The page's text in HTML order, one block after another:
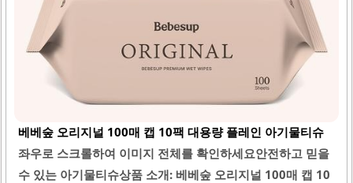
베베숲 오리지널 100매 캡 10팩 대용량 플레인 아기물티슈
좌우로 스크롤하여 이미지 전체를 확인하세요안전하고 믿을
수 있는 아기물티슈상품 소개: 베베숲 오리지널 100매 캡 10